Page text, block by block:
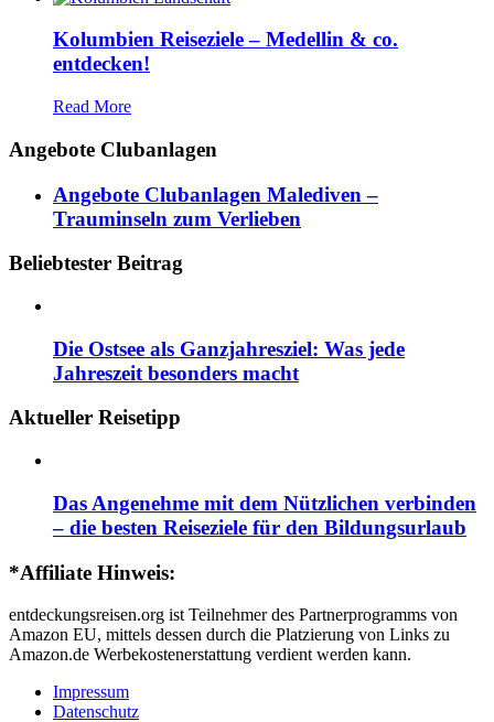
Kolumbien Reiseziele – Medellin & co.
entdecken!
Read More
Angebote Clubanlagen
Angebote Clubanlagen Malediven –
Trauminseln zum Verlieben
Beliebtester Beitrag
Die Ostsee als Ganzjahresziel: Was jede
Jahreszeit besonders macht
Aktueller Reisetipp
Das Angenehme mit dem Nützlichen verbinden
– die besten Reiseziele für den Bildungsurlaub
*Affiliate Hinweis:
entdeckungsreisen.org ist Teilnehmer des Partnerprogramms von
Amazon EU, mittels dessen durch die Platzierung von Links zu
Amazon.de Werbekostenerstattung verdient werden kann.
Impressum
Datenschutz